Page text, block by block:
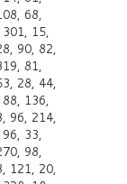
68,
15,
90, 82,
81,
28, 44,
136,
96, 214,
33,
98,
121, 20,